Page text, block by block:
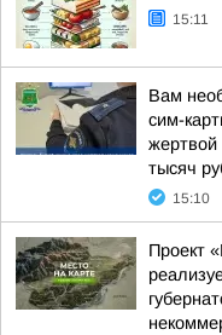
15:11
Вам
сим-
тысяч
15:10
Проект